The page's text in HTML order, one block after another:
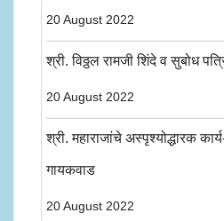
20 August 2022
श्री. विठ्ठल रामजी शिंदे व सुबोध
20 August 2022
श्री. महाराजांचे अस्पृश्योद्धारक
गायकवाड
20 August 2022